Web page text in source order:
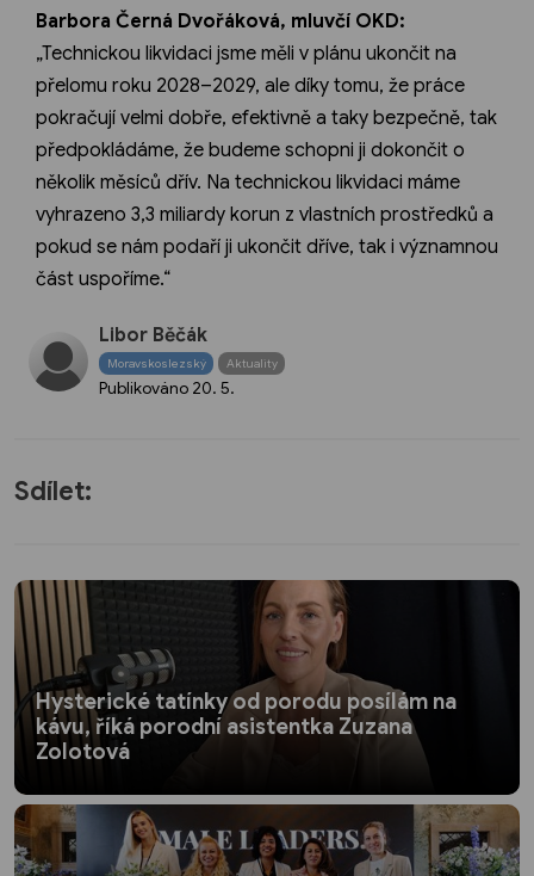
Barbora Černá Dvořáková, mluvčí OKD:
„Technickou likvidaci jsme měli v plánu ukončit na
přelomu roku 2028–2029, ale díky tomu, že práce
pokračují velmi dobře, efektivně a taky bezpečně, tak
předpokládáme, že budeme schopni ji dokončit o
několik měsíců dřív. Na technickou likvidaci máme
vyhrazeno 3,3 miliardy korun z vlastních prostředků a
pokud se nám podaří ji ukončit dříve, tak i významnou
část uspoříme.“
Libor Běčák
Moravskoslezský Aktuality
Publikováno 20. 5.
Sdílet:
Hysterické tatínky od porodu posílám na
kávu, říká porodní asistentka Zuzana
Zolotová